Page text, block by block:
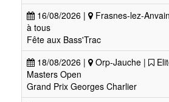
16/08/2026 |
Frasnes-lez-
à tous
Fête aux Bass'Trac
18/08/2026 |
Orp-Jauche |
Masters Open
Grand Prix Georges Charlier